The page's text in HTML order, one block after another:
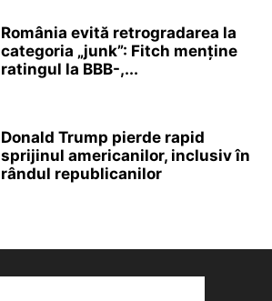
România evită retrogradarea la
categoria „junk”: Fitch menține
ratingul la BBB-,...
Donald Trump pierde rapid
sprijinul americanilor, inclusiv în
rândul republicanilor